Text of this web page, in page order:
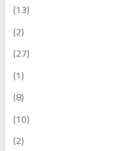
(13)
(2)
(27)
(1)
(8)
(10)
(2)